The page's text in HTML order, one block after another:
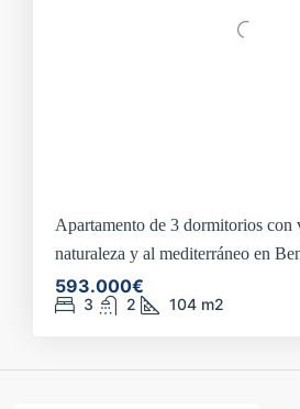
Apartamento de 3 dormitorios con
naturaleza y al mediterráneo en
593.000€
3 2 104 m2